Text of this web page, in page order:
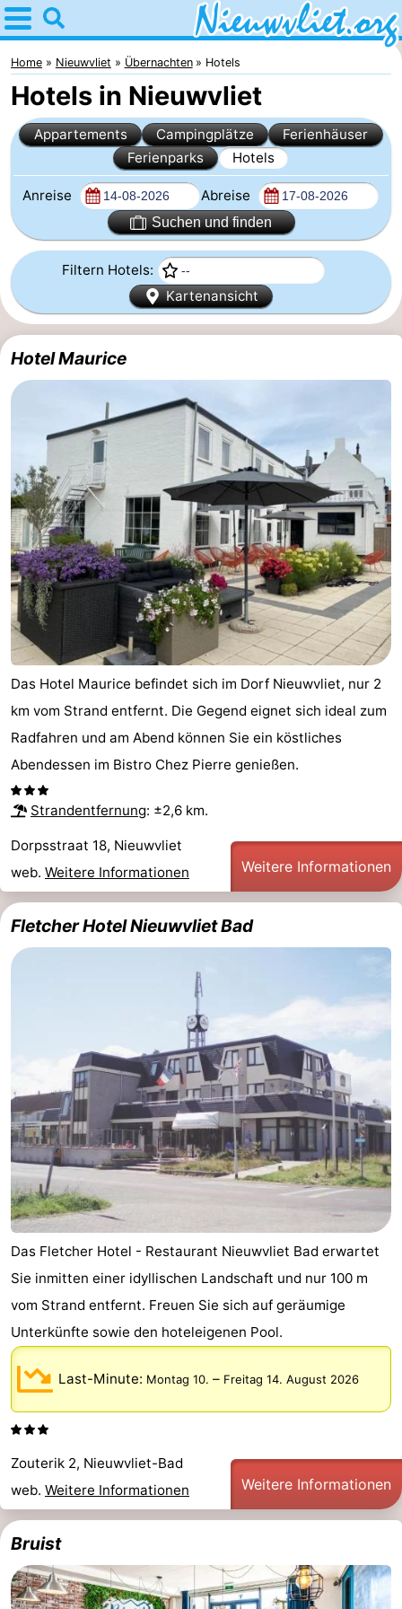
Home
Nieuwvliet
Tipps
Für
kindern
Übernachten
Appartements
Campingplätze
Ferienhäuser
-
Bad
-
Resort
Nieuwvliet-
Bad
Meulinge
EuroParcs
Cadzand
-
Hoogduin
-
Noordzee
Résidence
Cadzand-
Bad
-
Resort
Nieuwvliet-
Bad
-
Schoneveld
-
Strand
Resort
Nieuwvliet-
-
Waterdunen
-
Zeebad
-
Zwinhoeve
Hotels
Lastminutes
Strand
Denkmäler
-
Mühlen
-
Aussichtspunkte
Attraktionen
-
Rundfahrten
-
Spielplätze
-
Indoor-
Spielplätze
-
Bowling
-
Minigolfplätze
Wellness-
Zentren
Dörfer
&
Städte
Natur
Sport
-
Home Nieuwvliet Übernachten Hotels
Hotels in Nieuwvliet
Appartements Campingplätze
Ferienhäuser
Ferienparks
Hotels
Anreise Abreise
Suchen und finden
Filtern Hotels:
Kartenansicht
Hotel Maurice
Das Hotel Maurice befindet sich im Dorf Nieuwvliet, nur 2
km vom Strand entfernt. Die Gegend eignet sich ideal zum
Radfahren und am Abend können Sie ein köstliches
Abendessen im Bistro Chez Pierre genießen.
Strandentfernung: ±2,6 km.
Dorpsstraat 18, Nieuwvliet
web. Weitere Informationen Weitere Informationen
Fletcher Hotel Nieuwvliet Bad
Das Fletcher Hotel - Restaurant Nieuwvliet Bad erwartet
Sie inmitten einer idyllischen Landschaft und nur 100 m
vom Strand entfernt. Freuen Sie sich auf geräumige
Unterkünfte sowie den hoteleigenen Pool.
Last-Minute: Montag 10. – Freitag 14. August 2026
Zouterik 2, Nieuwvliet-Bad
web. Weitere Informationen Weitere Informationen
Bruist